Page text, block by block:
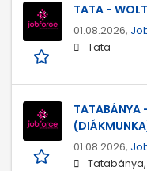
TATA -
01.08.2026,
Tata
TATABÁNYA
01.08.2026,